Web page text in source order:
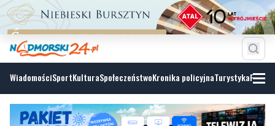
WiadomościSportKulturaSpołeczeństwoKronika policyjnaTurystyka